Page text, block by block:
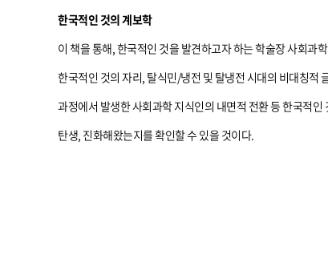
한국적인 것의 계보학
이 책을 통해, 한국적인 것을 발견하고자 하는 학술장 사회과
한국적인 것의 자리, 탈식민/냉전 및 탈냉전 시대의 비대칭적
과정에서 발생한 사회과학 지식인의 내면적 전환 등 한국적
탄생, 진화해왔는지를 확인할 수 있을 것이다.